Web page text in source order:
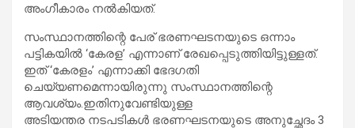
അംഗീകാരം നൽകിയത്.
സംസ്ഥാനത്തിന്റെ പേര് ഭരണഘടനയുടെ ഒന്നാം
പട്ടികയിൽ ‘കേരള’ എന്നാണ് രേഖപ്പെടുത്തിയിട്ടുള്ളത്.
ഇത് ‘കേരളം’ എന്നാക്കി ഭേദഗതി
ചെയ്യണമെന്നായിരുന്നു സംസ്ഥാനത്തിന്റെ
ആവശ്യം.ഇതിനുവേണ്ടിയുള്ള
അടിയന്തര നടപടികൾ ഭരണഘടനയുടെ അനുച്ഛേദം 3